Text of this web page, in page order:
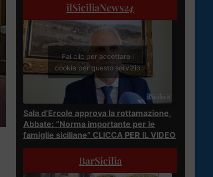
ilSiciliaNews24
Fai clic per accettare i
cookie per questo servizio
Sala d’Ercole approva la rottamazione,
Abbate: “Norma importante per le
famiglie siciliane” CLICCA PER IL VIDEO
BarSicilia